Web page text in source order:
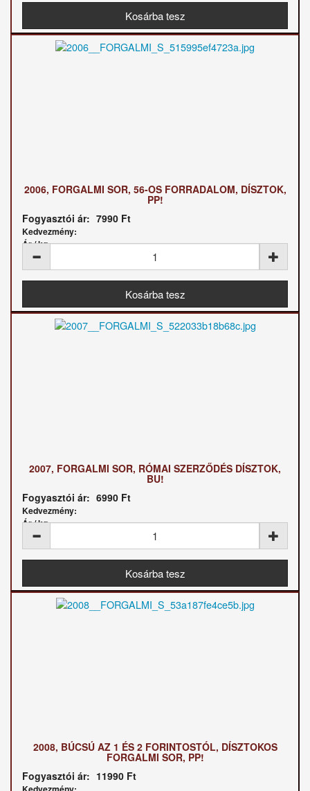
2006, FORGALMI SOR, 56-OS FORRADALOM, DÍSZTOK,
PP!
Fogyasztói ár: 7990 Ft
Kedvezmény:
Ár / kg:
2007, FORGALMI SOR, RÓMAI SZERZŐDÉS DÍSZTOK,
BU!
Fogyasztói ár: 6990 Ft
Kedvezmény:
Ár / kg:
2008, BÚCSÚ AZ 1 ÉS 2 FORINTOSTÓL, DÍSZTOKOS
FORGALMI SOR, PP!
Fogyasztói ár: 11990 Ft